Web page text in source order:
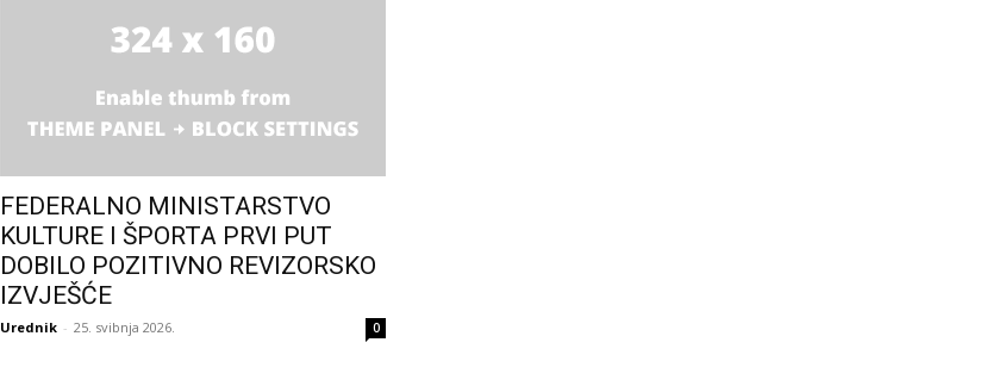
FEDERALNO MINISTARSTVO
KULTURE I ŠPORTA PRVI PUT
DOBILO POZITIVNO REVIZORSKO
IZVJEŠĆE
Urednik - 25. svibnja 2026. 0